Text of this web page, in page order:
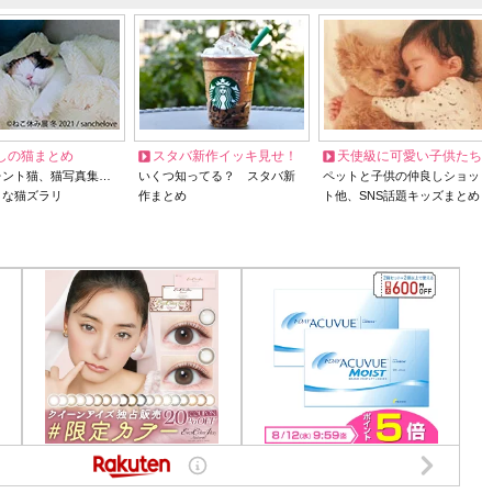
の猫まとめ
ント猫、猫写真集…
猫ズラリ
スタバ新作イッキ見せ！
いくつ知ってる？ スタバ新
作まとめ
天使級に可愛い子供たち
ペットと子供の仲良しショッ
ト他、SNS話題キッズまとめ